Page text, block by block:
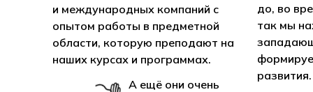
и международных компаний с
опытом работы в предметной
области, которую преподают на
наших курсах и программах.
А ещё они очень
до, во
так мы
развития.